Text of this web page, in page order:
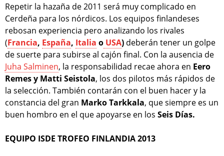
Repetir la hazaña de 2011 será muy complicado en
Cerdeña para los nórdicos. Los equipos finlandeses
rebosan experiencia pero analizando los rivales
(Francia, España, Italia o USA) deberán tener un golpe
de suerte para subirse al cajón final. Con la ausencia de
Juha Salminen, la responsabilidad recae ahora en Eero
Remes y Matti Seistola, los dos pilotos más rápidos de
la selección. También contarán con el buen hacer y la
constancia del gran Marko Tarkkala, que siempre es un
buen hombro en el que apoyarse en los Seis Días.
EQUIPO ISDE TROFEO FINLANDIA 2013